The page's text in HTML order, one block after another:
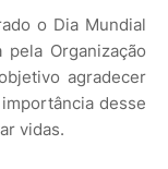
o Dia Mundial
Organização
agradecer
desse
vidas.